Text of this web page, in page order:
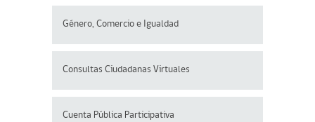
Género, Comercio e Igualdad
Consultas Ciudadanas Virtuales
Cuenta Pública Participativa